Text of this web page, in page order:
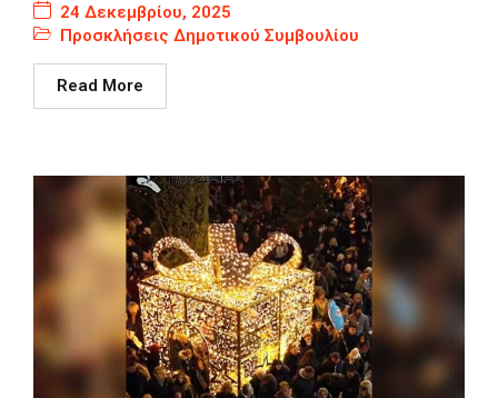
24 Δεκεμβρίου, 2025
Προσκλήσεις Δημοτικού Συμβουλίου
Read More